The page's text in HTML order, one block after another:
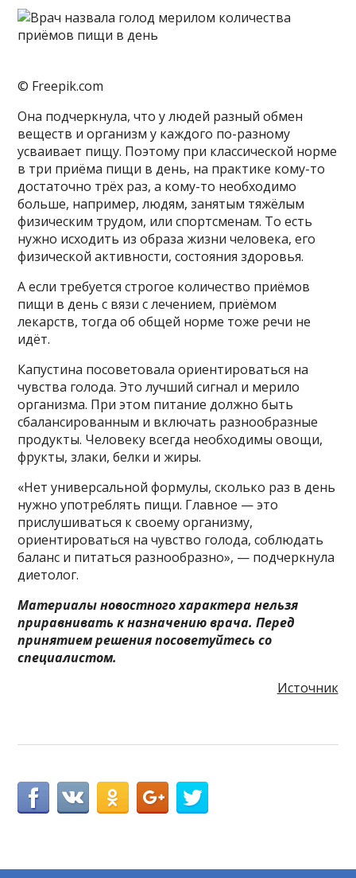
© Freepik.com
Она подчеркнула, что у людей разный обмен
веществ и организм у каждого по-разному
усваивает пищу. Поэтому при классической норме
в три приёма пищи в день, на практике кому-то
достаточно трёх раз, а кому-то необходимо
больше, например, людям, занятым тяжёлым
физическим трудом, или спортсменам. То есть
нужно исходить из образа жизни человека, его
физической активности, состояния здоровья.
А если требуется строгое количество приёмов
пищи в день с вязи с лечением, приёмом
лекарств, тогда об общей норме тоже речи не
идёт.
Капустина посоветовала ориентироваться на
чувства голода. Это лучший сигнал и мерило
организма. При этом питание должно быть
сбалансированным и включать разнообразные
продукты. Человеку всегда необходимы овощи,
фрукты, злаки, белки и жиры.
«Нет универсальной формулы, сколько раз в день
нужно употреблять пищи. Главное — это
прислушиваться к своему организму,
ориентироваться на чувство голода, соблюдать
баланс и питаться разнообразно», — подчеркнула
диетолог.
Материалы новостного характера нельзя
приравнивать к назначению врача. Перед
принятием решения посоветуйтесь со
специалистом.
Источник